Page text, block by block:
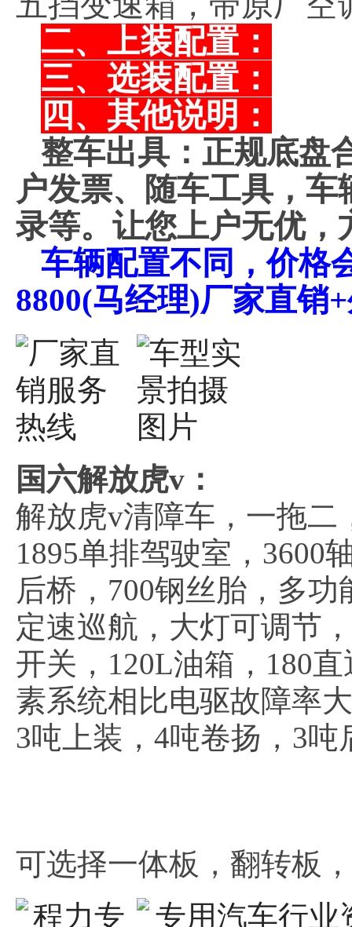
二、上装配置：
三、选装配置：
四、其他说明：
整车出具：正规底盘
户发票、随车工具，
录等。让您上户无优，
车辆配置不同，价格
8800(马经理)厂家直销
国六解放虎v：
解放虎v清障车，一拖二
1895单排驾驶室，3600
后桥，700钢丝胎，多
定速巡航，大灯可调节
开关，120L油箱，180
素系统相比电驱故障率
3吨上装，4吨卷扬，3吨
可选择一体板，翻转板